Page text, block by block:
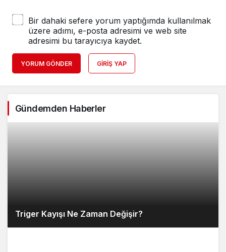
Bir dahaki sefere yorum yaptığımda kullanılmak
üzere adımı, e-posta adresimi ve web site
adresimi bu tarayıcıya kaydet.
YORUM GÖNDER GIRIŞ YAP
Gündemden Haberler
Triger Kayışı Ne Zaman Değişir?